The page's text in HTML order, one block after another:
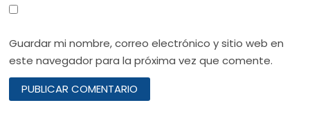
Guardar mi nombre, correo electrónico y sitio web en
este navegador para la próxima vez que comente.